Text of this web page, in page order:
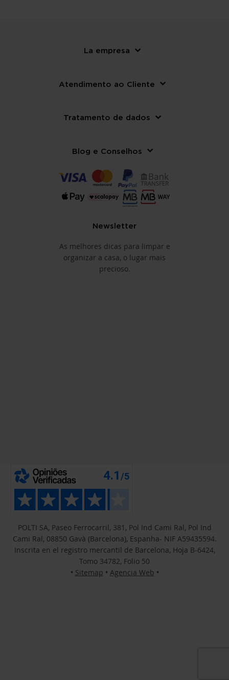
La empresa
Atendimento ao Cliente
Tratamento de dados
Blog e Conselhos
Newsletter
As melhores dicas para limpar e
organizar a casa, o lugar mais
precioso.
POLTI SA, Paseo Ferrocarril, 381, Pol Ind Cami Ral, Pol Ind
Cami Ral, 08850 Gavà (Barcelona), Espanha- NIF A59435594.
Inscrita en el registro mercantil de Barcelona, Hoja B-6424,
Tomo 34782, Folio 50
• Sitemap • Agencia Web •